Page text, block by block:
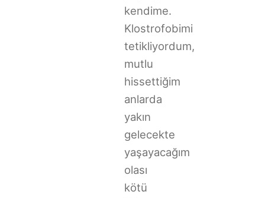
kendime.
Klostrofobimi
tetikliyordum,
mutlu
hissettiğim
anlarda
yakın
gelecekte
yaşayacağım
olası
kötü